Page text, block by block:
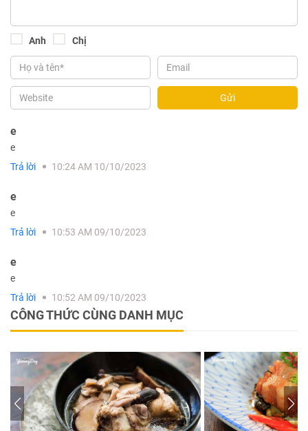
Anh Chị
Gửi
e
e
Trả lời
10:24 AM 10/10/2023
e
e
Trả lời
10:53 AM 09/10/2023
e
e
Trả lời
10:52 AM 09/10/2023
CÔNG THỨC CÙNG DANH MỤC